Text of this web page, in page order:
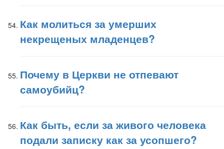
Как молиться за умерших
некрещеных младенцев?
Почему в Церкви не отпевают
самоубийц?
Как быть, если за живого человека
подали записку как за усопшего?